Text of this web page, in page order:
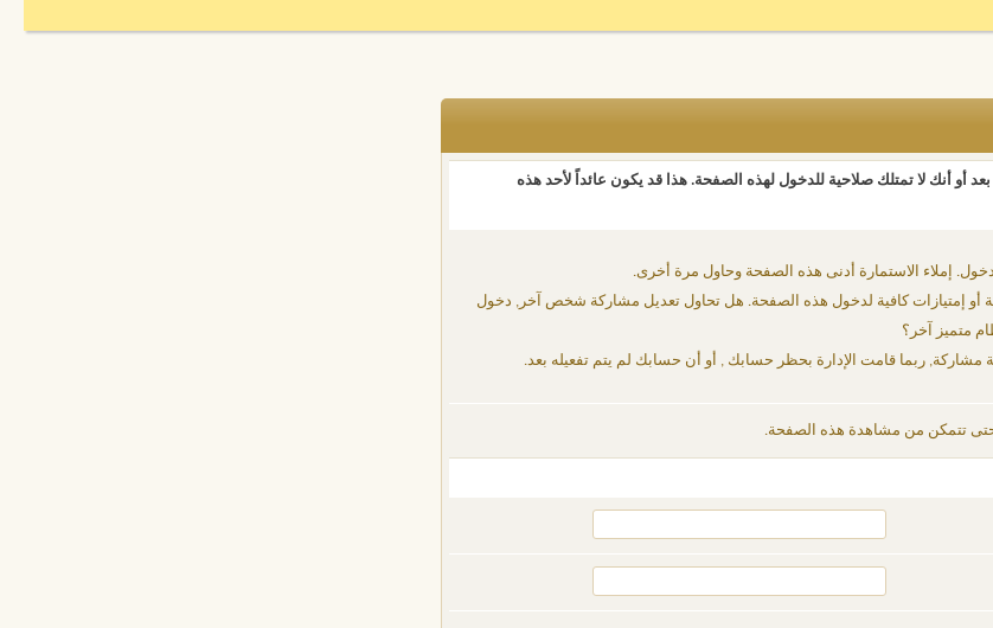
أو أنك لا تمتلك صلاحية للدخول لهذه الصفحة. هذا قد يكون عائداً لأحد هذه
إملاء الاستمارة أدنى هذه الصفحة وحاول مرة أخرى.
أو إمتيازات كافية لدخول هذه الصفحة. هل تحاول تعديل مشاركة شخص آخر, دخول
متميز آخر؟
مشاركة, ربما قامت الإدارة بحظر حسابك , أو أن حسابك لم يتم تفعيله بعد.
تتمكن من مشاهدة هذه الصفحة.